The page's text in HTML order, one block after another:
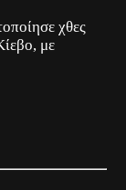
χθες
με